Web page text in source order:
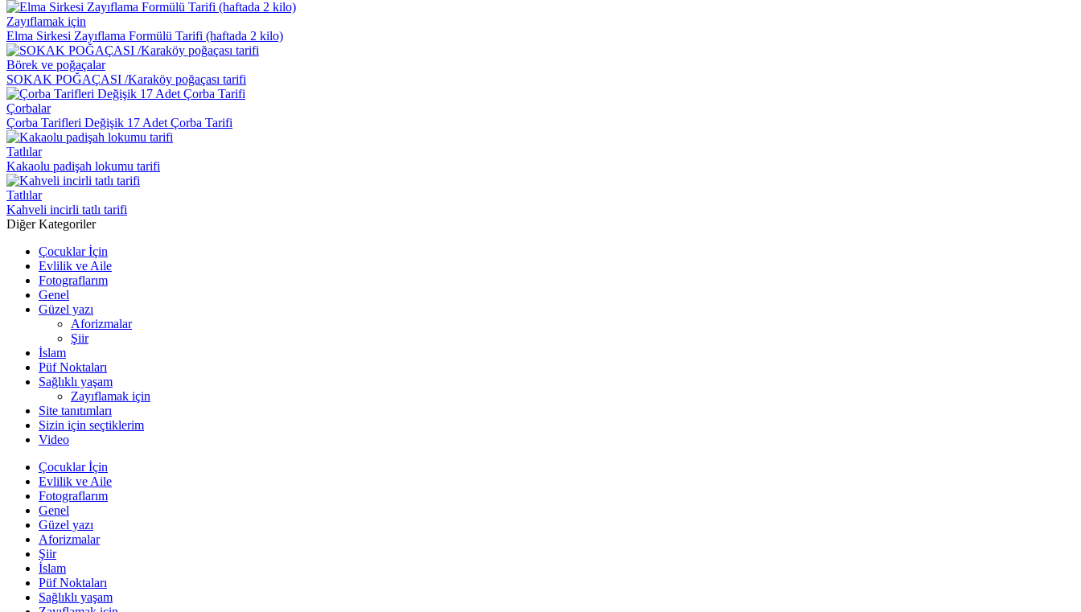
Zayıflamak için
Elma Sirkesi Zayıflama Formülü Tarifi (haftada 2 kilo)
Börek ve poğaçalar
SOKAK POĞAÇASI /Karaköy poğaçası tarifi
Çorbalar
Çorba Tarifleri Değişik 17 Adet Çorba Tarifi
Tatlılar
Kakaolu padişah lokumu tarifi
Tatlılar
Kahveli incirli tatlı tarifi
Diğer Kategoriler
Çocuklar İçin
Evlilik ve Aile
Fotograflarım
Genel
Güzel yazı
Aforizmalar
Şiir
İslam
Püf Noktaları
Sağlıklı yaşam
Zayıflamak için
Site tanıtımları
Sizin için seçtiklerim
Video
Çocuklar İçin
Evlilik ve Aile
Fotograflarım
Genel
Güzel yazı
Aforizmalar
Şiir
İslam
Püf Noktaları
Sağlıklı yaşam